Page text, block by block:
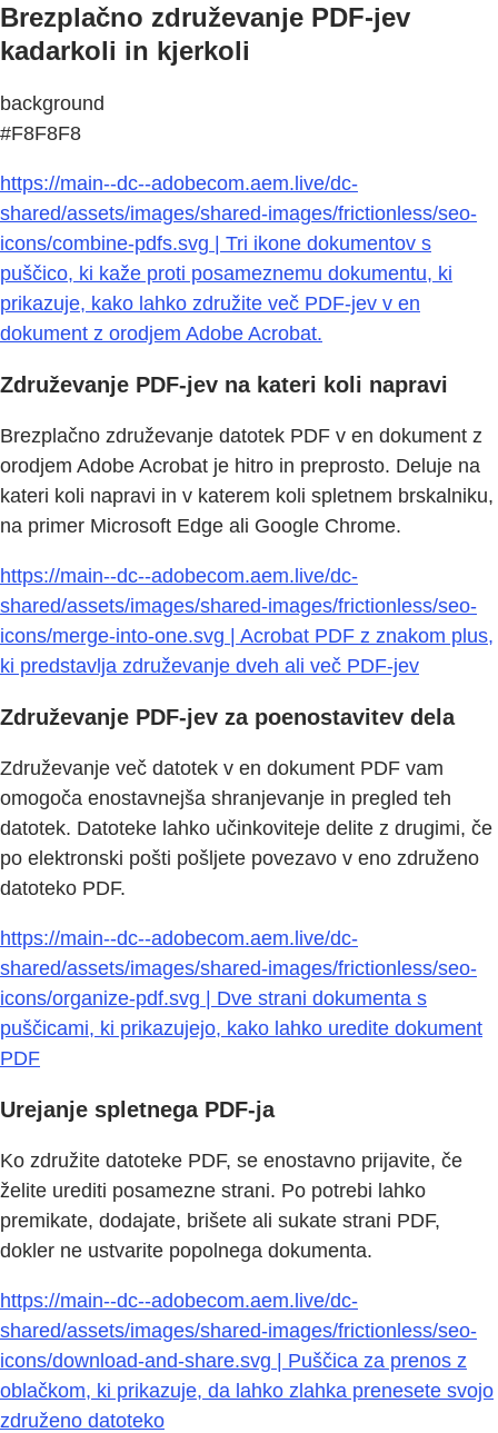
Brezplačno združevanje PDF-jev
kadarkoli in kjerkoli
background
#F8F8F8
https://main--dc--adobecom.aem.live/dc-
shared/assets/images/shared-images/frictionless/seo-
icons/combine-pdfs.svg | Tri ikone dokumentov s
puščico, ki kaže proti posameznemu dokumentu, ki
prikazuje, kako lahko združite več PDF-jev v en
dokument z orodjem Adobe Acrobat.
Združevanje PDF-jev na kateri koli napravi
Brezplačno združevanje datotek PDF v en dokument z
orodjem Adobe Acrobat je hitro in preprosto. Deluje na
kateri koli napravi in v katerem koli spletnem brskalniku,
na primer Microsoft Edge ali Google Chrome.
https://main--dc--adobecom.aem.live/dc-
shared/assets/images/shared-images/frictionless/seo-
icons/merge-into-one.svg | Acrobat PDF z znakom plus,
ki predstavlja združevanje dveh ali več PDF-jev
Združevanje PDF-jev za poenostavitev dela
Združevanje več datotek v en dokument PDF vam
omogoča enostavnejša shranjevanje in pregled teh
datotek. Datoteke lahko učinkoviteje delite z drugimi, če
po elektronski pošti pošljete povezavo v eno združeno
datoteko PDF.
https://main--dc--adobecom.aem.live/dc-
shared/assets/images/shared-images/frictionless/seo-
icons/organize-pdf.svg | Dve strani dokumenta s
puščicami, ki prikazujejo, kako lahko uredite dokument
PDF
Urejanje spletnega PDF-ja
Ko združite datoteke PDF, se enostavno prijavite, če
želite urediti posamezne strani. Po potrebi lahko
premikate, dodajate, brišete ali sukate strani PDF,
dokler ne ustvarite popolnega dokumenta.
https://main--dc--adobecom.aem.live/dc-
shared/assets/images/shared-images/frictionless/seo-
icons/download-and-share.svg | Puščica za prenos z
oblačkom, ki prikazuje, da lahko zlahka prenesete svojo
združeno datoteko